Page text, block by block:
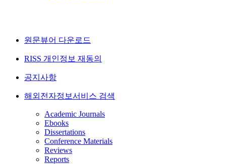
원문뷰어 다운로드
RISS 개인정보 재동의
공지사항
해외전자정보서비스 검색
Academic Journals
Ebooks
Dissertations
Conference Materials
Reviews
Reports